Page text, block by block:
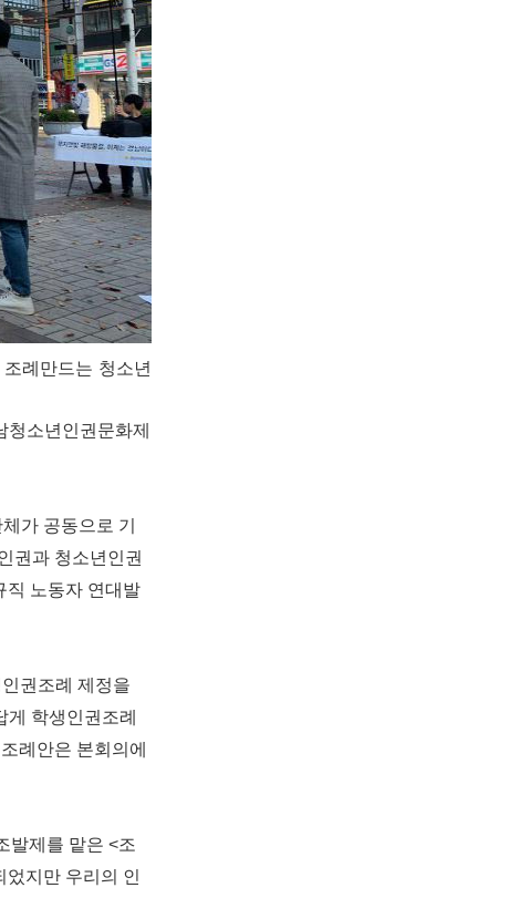
례만드는 청소년
소년인권문화제
가 공동으로 기
권과 청소년인권
노동자 연대발
권조례 제정을
학생인권조례
례안은 본회의에
발제를 맡은 <조
었지만 우리의 인